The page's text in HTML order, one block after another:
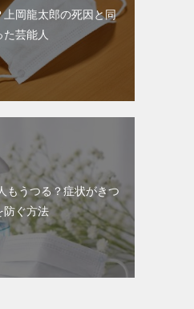
上岡龍太郎の死因と同
た芸能人
もうつる？症状がきつ
防ぐ方法